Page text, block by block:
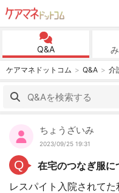
Q&A
ケアマネドットコム Q&A 介
ちょうざいみ
2023/09/25 19:31
Q
在宅のつなぎ服に
レスパイト入院されて